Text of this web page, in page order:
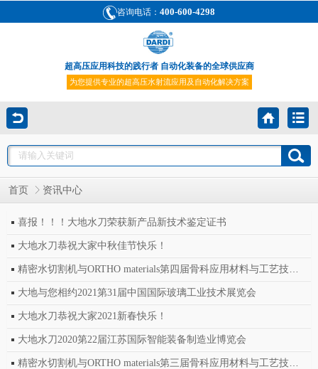
咨询电话：400-600-4298
超高压应用科技的践行者 自动化装备的全球供应商
为您提供专业的超高压水射流应用及自动化解决方案
首页 资讯中心
喜报！！！大地水刀荣获新产品新技术鉴定证书
大地水刀恭祝大家中秋佳节快乐！
精密水切割机与ORTHO materials第四届骨科应用材料与工艺技术研讨会
大地与您相约2021第31届中国国际玻璃工业技术展览会
大地水刀恭祝大家2021新春快乐！
大地水刀2020第22届江苏国际智能装备制造业博览会
精密水切割机与ORTHO materials第三届骨科应用材料与工艺技术研讨会